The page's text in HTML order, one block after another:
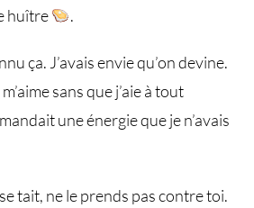
huître
.
ça. J’avais envie qu’on devine.
sans que j’aie à tout
une énergie que je n’avais
tait, ne le prends pas contre toi.